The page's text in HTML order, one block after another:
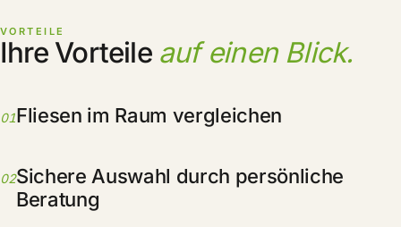
VORTEILE
Ihre Vorteile auf einen Blick.
01Fliesen im Raum vergleichen
02Sichere Auswahl durch persönliche
Beratung